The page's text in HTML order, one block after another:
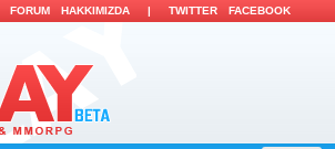
FORUM HAKKIMIZDA | TWITTER FACEBOOK